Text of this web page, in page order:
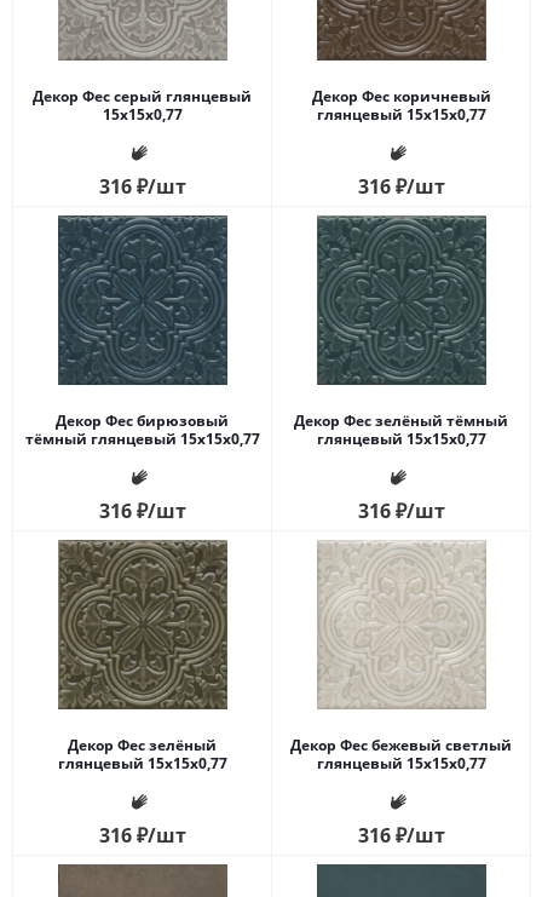
Декор Фес серый глянцевый
15x15x0,77
316₽/шт
Декор Фес коричневый
глянцевый 15x15x0,77
316₽/шт
Декор Фес бирюзовый
тёмный глянцевый 15x15x0,77
316₽/шт
Декор Фес зелёный тёмный
глянцевый 15x15x0,77
316₽/шт
Декор Фес зелёный
глянцевый 15x15x0,77
316₽/шт
Декор Фес бежевый светлый
глянцевый 15x15x0,77
316₽/шт